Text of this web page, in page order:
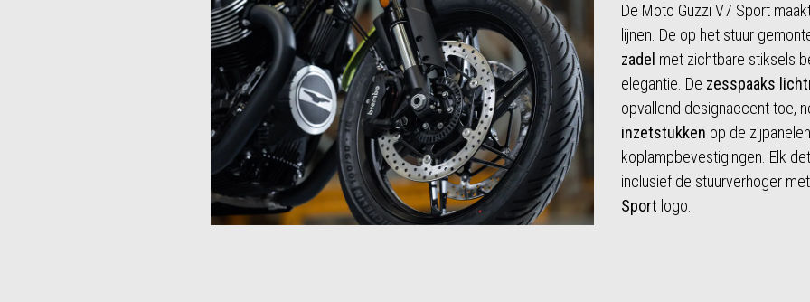
De Moto Guzzi V7 Sport
lijnen. De op het stuur
zadel met zichtbare stiksels
elegantie. De zesspaaks
opvallend designaccent toe,
inzetstukken op de
koplampbevestigingen. Elk
inclusief de stuurverhoger
Sport logo.